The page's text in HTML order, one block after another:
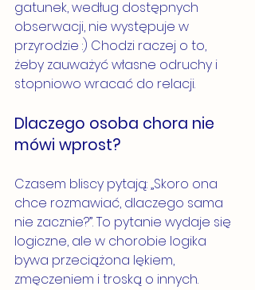
gatunek, według dostępnych
obserwacji, nie występuje w
przyrodzie :) Chodzi raczej o to,
żeby zauważyć własne odruchy i
stopniowo wracać do relacji.
Dlaczego osoba chora nie
mówi wprost?
Czasem bliscy pytają: „Skoro ona
chce rozmawiać, dlaczego sama
nie zacznie?”. To pytanie wydaje się
logiczne, ale w chorobie logika
bywa przeciążona lękiem,
zmęczeniem i troską o innych.